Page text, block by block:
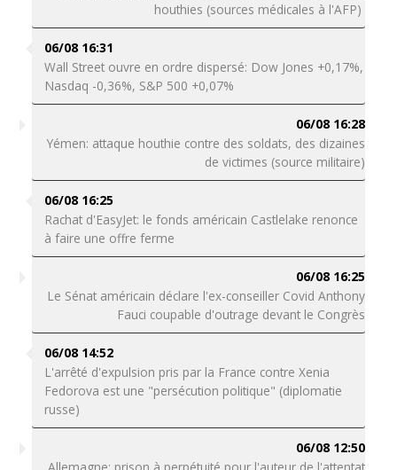
houthies (sources médicales à l'AFP)
06/08 16:31
Wall Street ouvre en ordre dispersé: Dow Jones +0,17%,
Nasdaq -0,36%, S&P 500 +0,07%
06/08 16:28
Yémen: attaque houthie contre des soldats, des dizaines
de victimes (source militaire)
06/08 16:25
Rachat d'EasyJet: le fonds américain Castlelake renonce
à faire une offre ferme
06/08 16:25
Le Sénat américain déclare l'ex-conseiller Covid Anthony
Fauci coupable d'outrage devant le Congrès
06/08 14:52
L'arrêté d'expulsion pris par la France contre Xenia
Fedorova est une "persécution politique" (diplomatie
russe)
06/08 12:50